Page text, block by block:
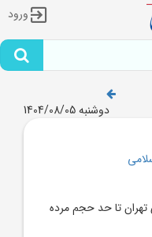
ورود
دوشنبه 1404/08/05